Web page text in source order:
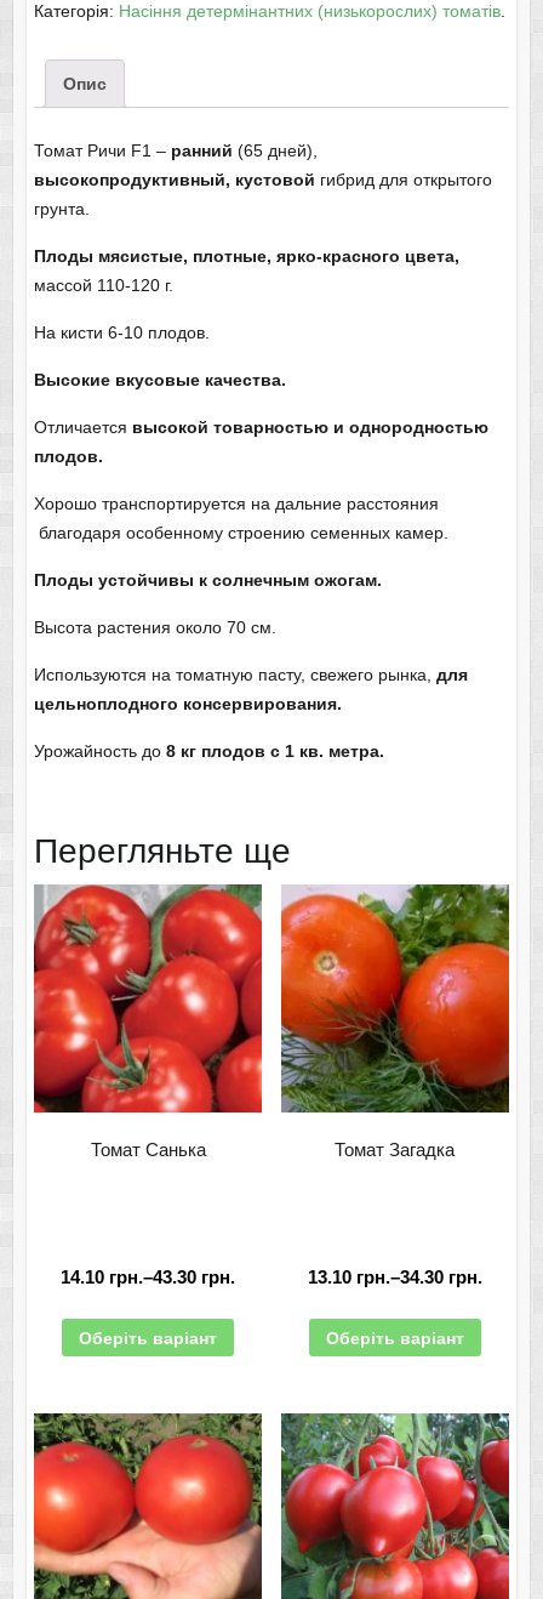
Категорія: Насіння детермінантних (низькорослих) томатів.
Опис
Томат Ричи F1 – ранний (65 дней),
высокопродуктивный, кустовой гибрид для открытого
грунта.
Плоды мясистые, плотные, ярко-красного цвета,
массой 110-120 г.
На кисти 6-10 плодов.
Высокие вкусовые качества.
Отличается высокой товарностью и однородностью
плодов.
Хорошо транспортируется на дальние расстояния
благодаря особенному строению семенных камер.
Плоды устойчивы к солнечным ожогам.
Высота растения около 70 см.
Используются на томатную пасту, свежего рынка, для
цельноплодного консервирования.
Урожайность до 8 кг плодов с 1 кв. метра.
Перегляньте ще
Томат Санька
14.10 грн.–43.30 грн.
Оберіть варіант
Томат Загадка
13.10 грн.–34.30 грн.
Оберіть варіант